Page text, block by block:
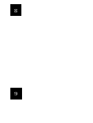
8
9